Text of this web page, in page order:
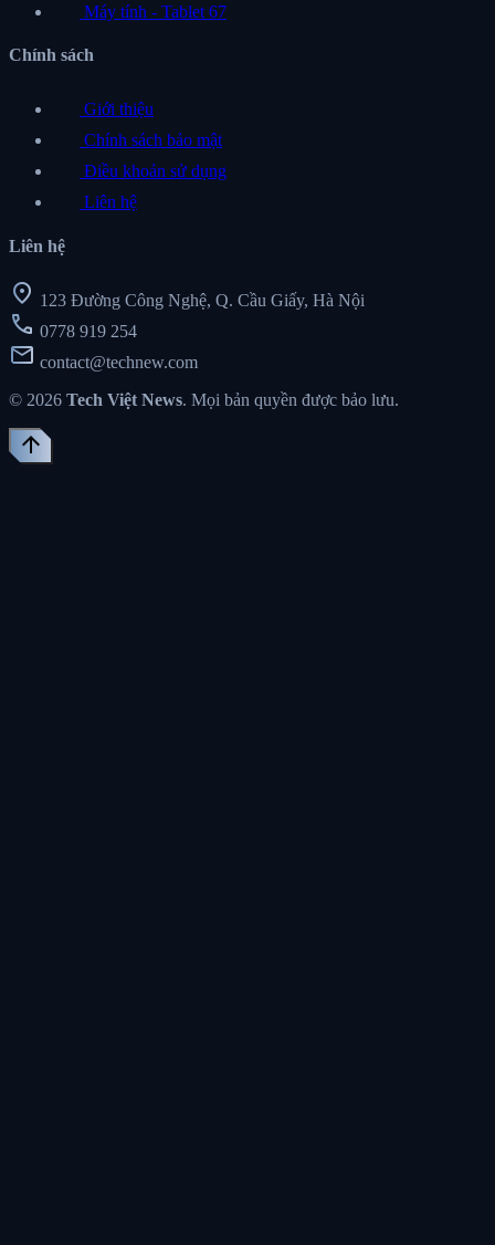
Máy tính - Tablet 67
Chính sách
Giới thiệu
Chính sách bảo mật
Điều khoản sử dụng
Liên hệ
Liên hệ
location_on 123 Đường Công Nghệ, Q. Cầu Giấy, Hà Nội
call 0778 919 254
mail contact@technew.com
© 2026 Tech Việt News. Mọi bản quyền được bảo lưu.
arrow_upward